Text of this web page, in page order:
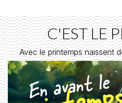
C'EST LE
Avec le printemps naissent